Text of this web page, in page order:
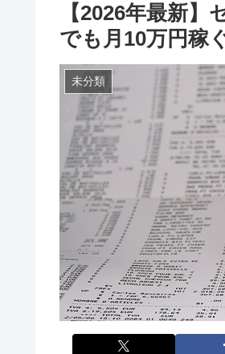
【2026年最新
でも月10万円稼
未分類